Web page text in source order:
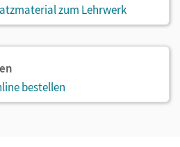
zum Lehrwerk
bestellen